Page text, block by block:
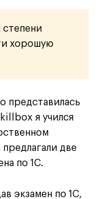
степени
хорошую
представилась
я учился
две
по 1С.
экзамен по 1С,